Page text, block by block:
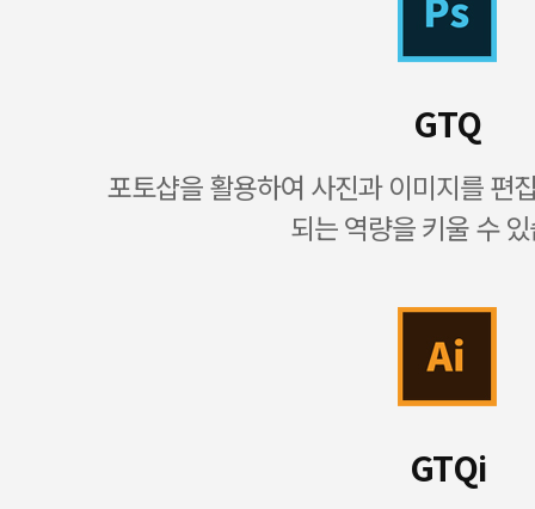
GTQ
포토샵을 활용하여 사진과 이미지를 편
되는 역량을 키울 수
GTQi